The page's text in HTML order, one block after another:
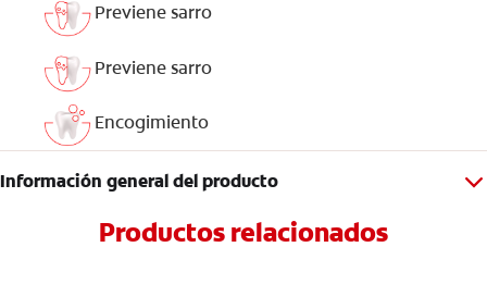
Previene sarro
Previene sarro
Encogimiento
Información general del producto
Productos relacionados